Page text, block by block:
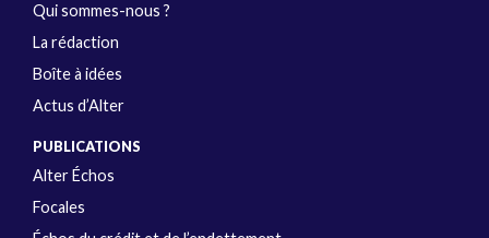
Qui sommes-nous ?
La rédaction
Boîte à idées
Actus d’Alter
PUBLICATIONS
Alter Échos
Focales